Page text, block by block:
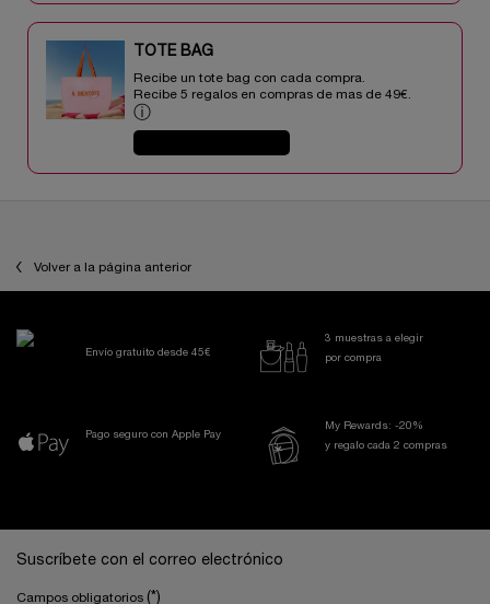
TOTE BAG​​
Recibe un tote bag con cada compra.
Recibe 5 regalos en compras de mas de 49€.​
ⓘ
Volver a la página anterior
Envío gratuito desde 45€
3 muestras a elegir
por compra
Pago seguro con Apple Pay
My Rewards: -20%
y regalo cada 2 compras
Suscríbete con el correo electrónico
Campos obligatorios (*)